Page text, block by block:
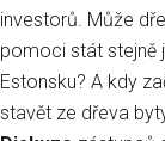
investorů. Může
pomoci stát stejně
Estonsku? A kdy
stavět ze dřeva